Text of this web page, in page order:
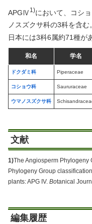
APGⅣ 1)において、コシ
ノスズクサ科の3科を含む。
日本には3科6属約71種が
和名 学名
ドクダミ科 Piperaceae
コショウ科 Saururaceae
ウマノスズクサ科
文献
1)The Angiosperm Phylogeny
Phylogeny Group
plants: APG IV. Botanical
編集履歴